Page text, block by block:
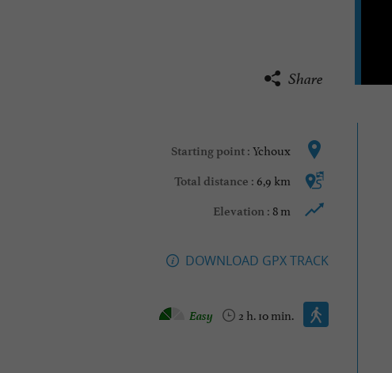
Share
Starting point : Ychoux
Total distance : 6,9 km
Elevation : 8 m
DOWNLOAD GPX TRACK
Walking :
2 h. 10 min.
Easy